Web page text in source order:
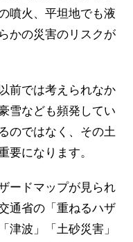
噴火、平坦地でも液
かの災害のリスクが
前では考えられなか
雪なども頻発してい
のではなく、その土
要になります。
ードマップが見られ
通省の「重ねるハザ
津波」「土砂災害」